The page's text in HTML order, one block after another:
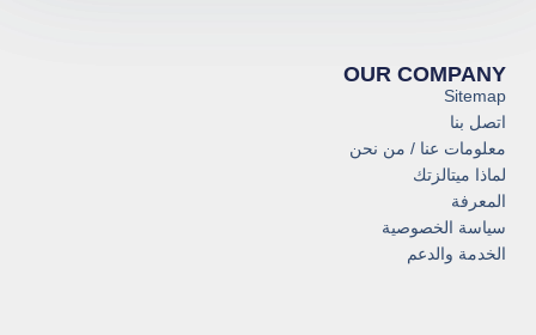
OUR COMPANY
Sitemap
اتصل بنا
معلومات عنا / من نحن
لماذا ميتالزتك
المعرفة
سياسة الخصوصية
الخدمة والدعم